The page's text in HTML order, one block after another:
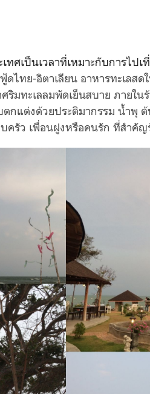
ศเป็นเวลาที่เหมาะกับการไปเ
ไทย-อิตาเลียน อาหารทะเลสด
ศริมทะเลลมพัดเย็นสบาย ภายใ
ตกแต่งด้วยประติมากรรม น้ำพุ
รัว เพื่อนฝูงหรือคนรัก ที่สำคัญ